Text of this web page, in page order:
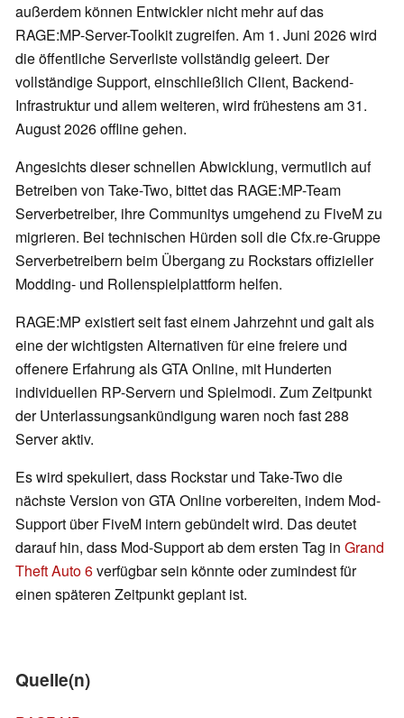
außerdem können Entwickler nicht mehr auf das
RAGE:MP-Server-Toolkit zugreifen. Am 1. Juni 2026 wird
die öffentliche Serverliste vollständig geleert. Der
vollständige Support, einschließlich Client, Backend-
Infrastruktur und allem weiteren, wird frühestens am 31.
August 2026 offline gehen.
Angesichts dieser schnellen Abwicklung, vermutlich auf
Betreiben von Take-Two, bittet das RAGE:MP-Team
Serverbetreiber, ihre Communitys umgehend zu FiveM zu
migrieren. Bei technischen Hürden soll die Cfx.re-Gruppe
Serverbetreibern beim Übergang zu Rockstars offizieller
Modding- und Rollenspielplattform helfen.
RAGE:MP existiert seit fast einem Jahrzehnt und galt als
eine der wichtigsten Alternativen für eine freiere und
offenere Erfahrung als GTA Online, mit Hunderten
individuellen RP-Servern und Spielmodi. Zum Zeitpunkt
der Unterlassungsankündigung waren noch fast 288
Server aktiv.
Es wird spekuliert, dass Rockstar und Take-Two die
nächste Version von GTA Online vorbereiten, indem Mod-
Support über FiveM intern gebündelt wird. Das deutet
darauf hin, dass Mod-Support ab dem ersten Tag in Grand
Theft Auto 6verfügbar sein könnte oder zumindest für
einen späteren Zeitpunkt geplant ist.
Quelle(n)